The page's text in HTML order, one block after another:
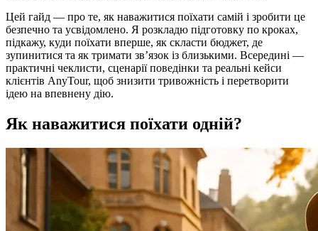
Цей гайд — про те, як наважитися поїхати самій і зробити це
безпечно та усвідомлено. Я розкладю підготовку по кроках,
підкажу, куди поїхати вперше, як скласти бюджет, де
зупинитися та як тримати зв’язок із близькими. Всередині —
практичні чеклисти, сценарії поведінки та реальні кейси
клієнтів AnyTour, щоб знизити тривожність і перетворити
ідею на впевнену дію.
Як наважитися поїхати одній?